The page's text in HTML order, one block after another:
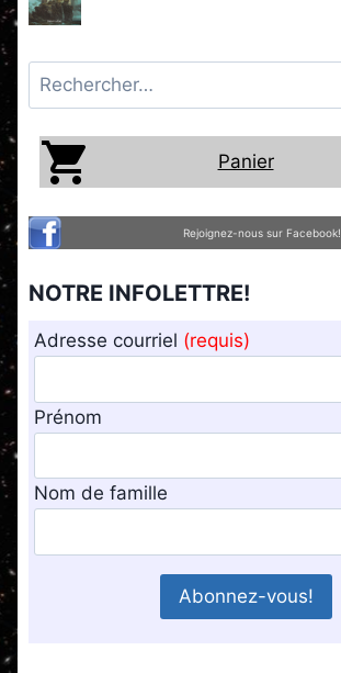
Rechercher :
Panier
Rejoignez-nous sur Facebook!
NOTRE INFOLETTRE!
Adresse courriel (requis)
Prénom
Nom de famille